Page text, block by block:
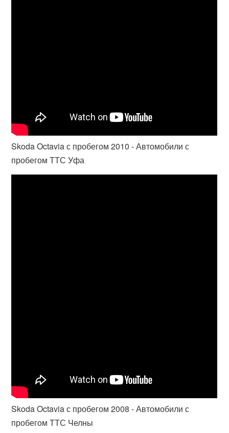
Skoda Octavia с пробегом 2010 - Автомобили с
пробегом ТТС Уфа
Skoda Octavia с пробегом 2008 - Автомобили с
пробегом ТТС Челны